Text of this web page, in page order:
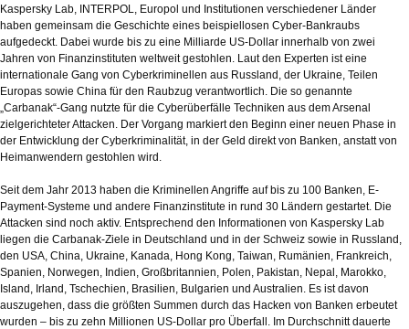
Kaspersky Lab, INTERPOL, Europol und Institutionen verschiedener Länder
haben gemeinsam die Geschichte eines beispiellosen Cyber-Bankraubs
aufgedeckt. Dabei wurde bis zu eine Milliarde US-Dollar innerhalb von zwei
Jahren von Finanzinstituten weltweit gestohlen. Laut den Experten ist eine
internationale Gang von Cyberkriminellen aus Russland, der Ukraine, Teilen
Europas sowie China für den Raubzug verantwortlich. Die so genannte
„Carbanak“-Gang nutzte für die Cyberüberfälle Techniken aus dem Arsenal
zielgerichteter Attacken. Der Vorgang markiert den Beginn einer neuen Phase in
der Entwicklung der Cyberkriminalität, in der Geld direkt von Banken, anstatt von
Heimanwendern gestohlen wird.
Seit dem Jahr 2013 haben die Kriminellen Angriffe auf bis zu 100 Banken, E-
Payment-Systeme und andere Finanzinstitute in rund 30 Ländern gestartet. Die
Attacken sind noch aktiv. Entsprechend den Informationen von Kaspersky Lab
liegen die Carbanak-Ziele in Deutschland und in der Schweiz sowie in Russland,
den USA, China, Ukraine, Kanada, Hong Kong, Taiwan, Rumänien, Frankreich,
Spanien, Norwegen, Indien, Großbritannien, Polen, Pakistan, Nepal, Marokko,
Island, Irland, Tschechien, Brasilien, Bulgarien und Australien. Es ist davon
auszugehen, dass die größten Summen durch das Hacken von Banken erbeutet
wurden – bis zu zehn Millionen US-Dollar pro Überfall. Im Durchschnitt dauerte